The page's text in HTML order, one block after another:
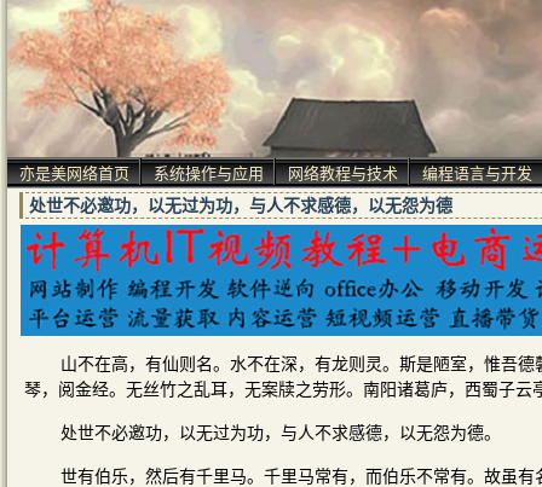
亦是美网络首页 系统操作与应用 网络教程与技术 编程语言与开发
处世不必邀功，以无过为功，与人不求感德，以无怨为德
山不在高，有仙则名。水不在深，有龙则灵。斯是陋室，惟吾
琴，阅金经。无丝竹之乱耳，无案牍之劳形。南阳诸葛庐，西蜀子云
处世不必邀功，以无过为功，与人不求感德，以无怨为德。
世有伯乐，然后有千里马。千里马常有，而伯乐不常有。故虽